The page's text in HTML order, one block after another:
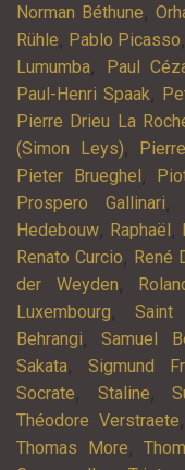
Norman Béthune,
Rühle, Pablo Picasso,
Lumumba, Paul
Paul-Henri Spaak,
Pierre Drieu La
(Simon Leys),
Pieter Brueghel ,
Prospero Gallinari,
Hedebouw, Raphaël ,
Renato Curcio, René
der Weyden,
Luxembourg, Saint
Behrangi,Samuel
Sakata, Sigmund
Socrate, Staline,
Théodore Verstraete,
Thomas More,